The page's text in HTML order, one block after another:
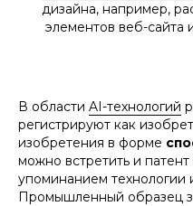
дизайна, например,
элементов веб-
В области AI-технологий
регистрируют как
изобретения в форме
можно встретить и
упоминанием технологии
Промышленный образец